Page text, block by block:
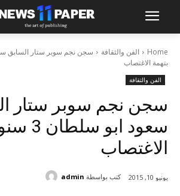
Home الفن والثقافة
بتهمة الاغتصاب
الفن والثقافة
سجن نجم سوبر ستار
سعود
الاغتصاب
يونيو 10, 2015 كتب بواسطة admin